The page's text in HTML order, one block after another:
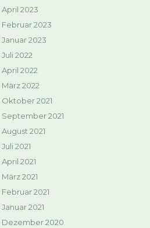
April 2023
Februar 2023
Januar 2023
Juli 2022
April 2022
März 2022
Oktober 2021
September 2021
August 2021
Juli 2021
April 2021
März 2021
Februar 2021
Januar 2021
Dezember 2020